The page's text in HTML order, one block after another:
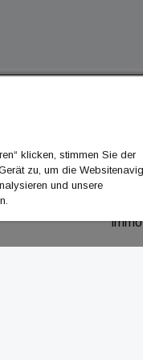
klicken, stimmen Sie der
zu, um die
und unsere